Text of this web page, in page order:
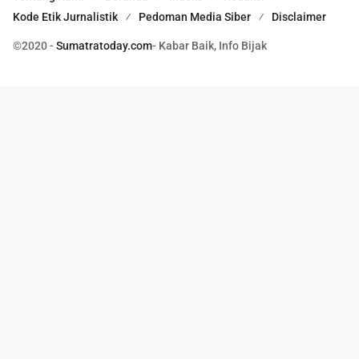
Kode Etik Jurnalistik
Pedoman Media Siber Disclaimer
©2020 -Sumatratoday.com- Kabar Baik, Info Bijak